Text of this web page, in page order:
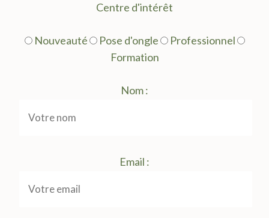
Centre d'intérêt
Nouveauté Pose d'ongle
Professionnel
Formation
Nom :
Email :